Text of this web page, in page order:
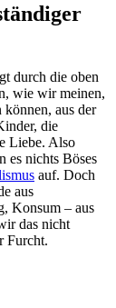
durch die oben
wie wir meinen,
können, aus der
die
Liebe. Also
es nichts Böses
auf. Doch
aus
Konsum – aus
das nicht
Furcht.